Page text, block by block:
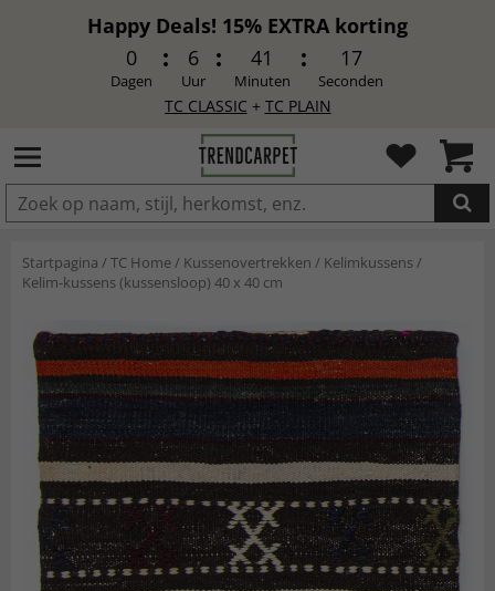
Happy Deals! 15% EXTRA korting
0
Dagen
6
Uur
41
Minuten
15
Seconden
TC CLASSIC + TC PLAIN
IN DE WINKELWAGEN GELEGD
Startpagina /TC Home/ Kussenovertrekken / Kelimkussens/
Kelim-kussens (kussensloop) 40 x 40 cm